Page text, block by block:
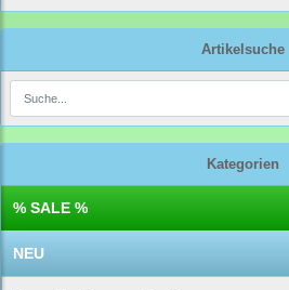
Artikelsuche
Kategorien
% SALE %
NEU